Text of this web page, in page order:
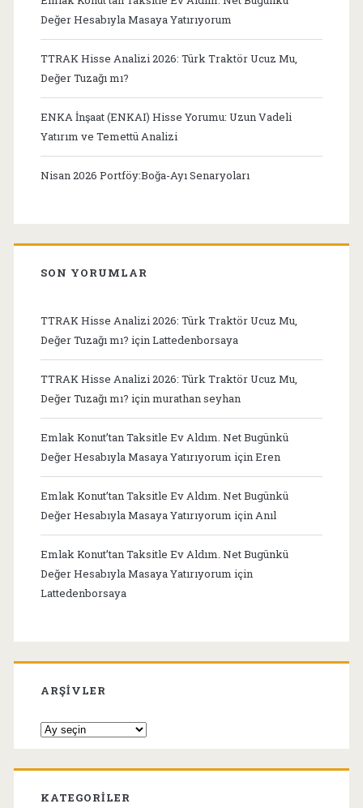
Değer Hesabıyla Masaya Yatırıyorum
TTRAK Hisse Analizi 2026: Türk Traktör Ucuz Mu,
Değer Tuzağı mı?
ENKA İnşaat (ENKAI) Hisse Yorumu: Uzun Vadeli
Yatırım ve Temettü Analizi
Nisan 2026 Portföy:Boğa-Ayı Senaryoları
SON YORUMLAR
TTRAK Hisse Analizi 2026: Türk Traktör Ucuz Mu,
Değer Tuzağı mı? içinLattedenborsaya
TTRAK Hisse Analizi 2026: Türk Traktör Ucuz Mu,
Değer Tuzağı mı? içinmurathan seyhan
Emlak Konut’tan Taksitle Ev Aldım. Net Bugünkü
Değer Hesabıyla Masaya Yatırıyorum içinEren
Emlak Konut’tan Taksitle Ev Aldım. Net Bugünkü
Değer Hesabıyla Masaya Yatırıyorum içinAnıl
Emlak Konut’tan Taksitle Ev Aldım. Net Bugünkü
Değer Hesabıyla Masaya Yatırıyorum için
Lattedenborsaya
ARŞIVLER
Arşivler
KATEGORILER